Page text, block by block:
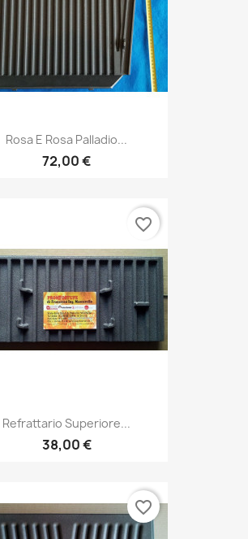
Rosa E Rosa Palladio...
72,00 €
Refrattario Superiore...
38,00 €
favorite_border
favorite_border